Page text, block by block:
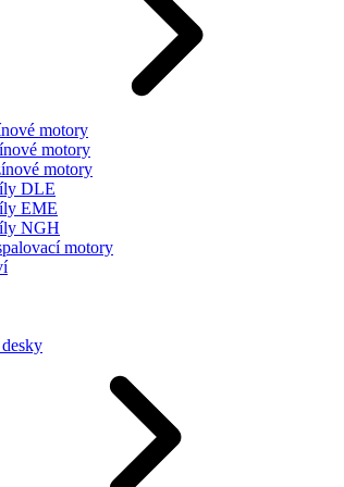
motory
motory
motory
DLE
EME
NGH
motory